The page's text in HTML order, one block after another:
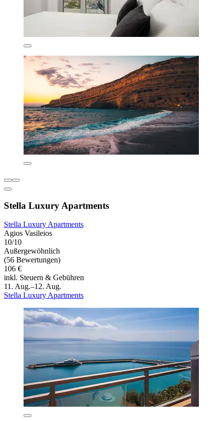
Stella Luxury Apartments
Stella Luxury Apartments
Agios Vasileios
10/10
Außergewöhnlich
(56 Bewertungen)
106 €
inkl. Steuern & Gebühren
11. Aug.–12. Aug.
Stella Luxury Apartments